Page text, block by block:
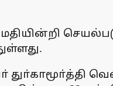
துா்காமூா்த்தி